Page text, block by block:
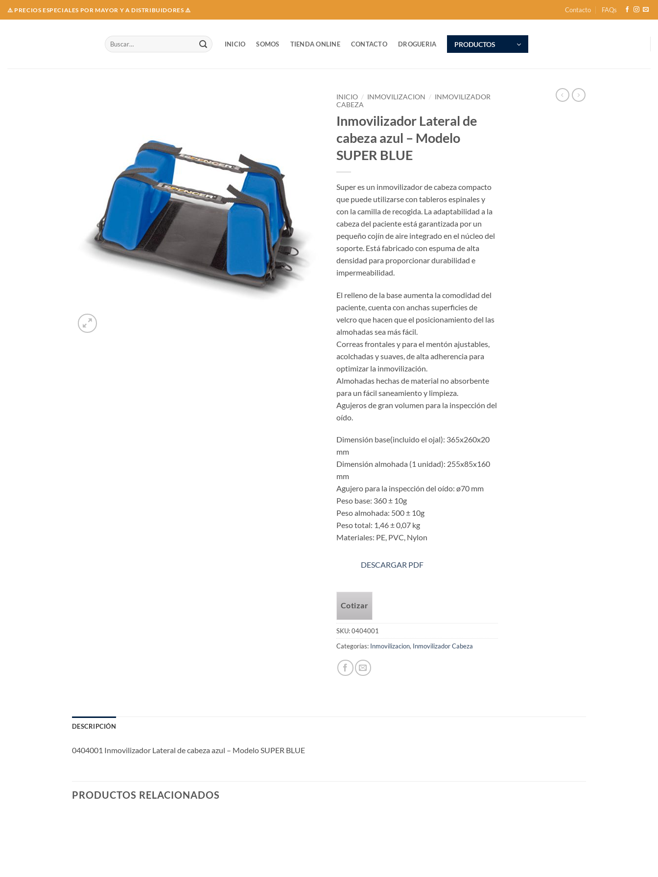
Skip
to
⚠️ PRECIOS ESPECIALES POR MAYOR Y A DISTRIBUIDORES ⚠️ Contacto FAQs
Buscar
por:
INICIO SOMOS TIENDA ONLINE CONTACTO DROGUERIA PRODUCTOS
INICIO / INMOVILIZACION / INMOVILIZADOR
CABEZA
Inmovilizador Lateral de
cabeza azul – Modelo
SUPER BLUE
Super es un inmovilizador de cabeza compacto
que puede utilizarse con tableros espinales y
con la camilla de recogida. La adaptabilidad a la
cabeza del paciente está garantizada por un
pequeño cojín de aire integrado en el núcleo del
soporte. Está fabricado con espuma de alta
densidad para proporcionar durabilidad e
impermeabilidad.
El relleno de la base aumenta la comodidad del
paciente, cuenta con anchas superficies de
velcro que hacen que el posicionamiento del las
almohadas sea más fácil.
Correas frontales y para el mentón ajustables,
acolchadas y suaves, de alta adherencia para
optimizar la inmovilización.
Almohadas hechas de material no absorbente
para un fácil saneamiento y limpieza.
Agujeros de gran volumen para la inspección del
oído.
Dimensión base(incluido el ojal): 365x260x20
mm
Dimensión almohada (1 unidad): 255x85x160
mm
Agujero para la inspección del oído: ø70 mm
Peso base: 360 ± 10g
Peso almohada: 500 ± 10g
Peso total: 1,46 ± 0,07 kg
Materiales: PE, PVC, Nylon
DESCARGAR PDF
Cotizar
SKU:0404001
Categorías: Inmovilizacion, Inmovilizador Cabeza
DESCRIPCIÓN
0404001 Inmovilizador Lateral de cabeza azul – Modelo SUPER BLUE
PRODUCTOS RELACIONADOS